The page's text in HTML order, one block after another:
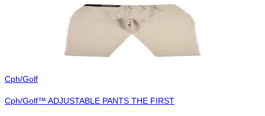
Cph/Golf
Cph/Golf™︎ ADJUSTABLE PANTS THE FIRST